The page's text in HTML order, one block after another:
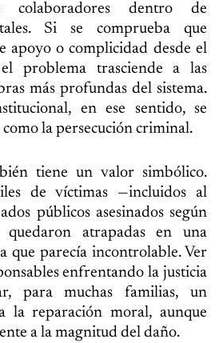
dentro de
Si se comprueba que
apoyo o complicidad desde el
problema trasciende a las
más profundas del sistema.
en ese sentido, se
la persecución criminal.
tiene un valor simbólico.
de víctimas —incluidos al
públicos asesinados según
quedaron atrapadas en una
que parecía incontrolable. Ver
enfrentando la justicia
para muchas familias, un
la reparación moral, aunque
a la magnitud del daño.